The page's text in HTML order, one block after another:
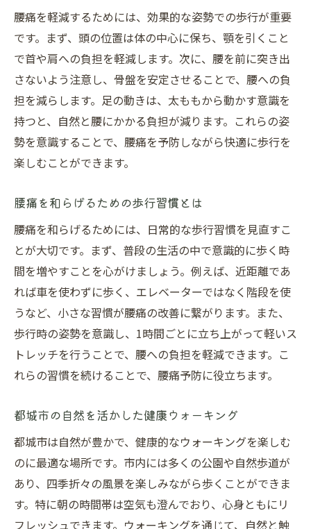
腰痛を軽減するためには、効果的な姿勢での歩行が重要
です。まず、頭の位置は体の中心に保ち、顎を引くこと
で首や肩への負担を軽減します。次に、腰を前に突き出
さないよう注意し、骨盤を安定させることで、腰への負
担を減らします。足の動きは、太ももから動かす意識を
持つと、自然と腰にかかる負担が減ります。これらの姿
勢を意識することで、腰痛を予防しながら快適に歩行を
楽しむことができます。
腰痛を和らげるための歩行習慣とは
腰痛を和らげるためには、日常的な歩行習慣を見直すこ
とが大切です。まず、普段の生活の中で意識的に歩く時
間を増やすことを心がけましょう。例えば、近距離であ
れば車を使わずに歩く、エレベーターではなく階段を使
うなど、小さな習慣が腰痛の改善に繋がります。また、
歩行時の姿勢を意識し、1時間ごとに立ち上がって軽いス
トレッチを行うことで、腰への負担を軽減できます。こ
れらの習慣を続けることで、腰痛予防に役立ちます。
都城市の自然を活かした健康ウォーキング
都城市は自然が豊かで、健康的なウォーキングを楽しむ
のに最適な場所です。市内には多くの公園や自然歩道が
あり、四季折々の風景を楽しみながら歩くことができま
す。特に朝の時間帯は空気も澄んでおり、心身ともにリ
フレッシュできます。ウォーキングを通じて、自然と触